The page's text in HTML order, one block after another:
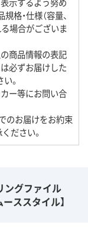
格・仕様（容量、
る場合がございま
商品情報の表記
必ずお届けした
。
ー等にお問い合
のお届けをお約束
ださい。
ングファイル
ーススタイル】